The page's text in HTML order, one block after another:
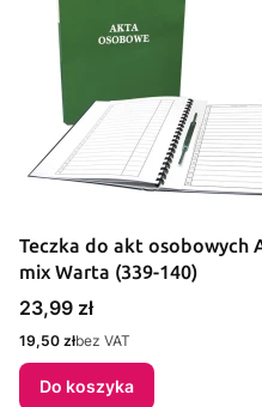
Teczka do akt osobowych
mix Warta (339-140)
Cena
23,99 zł
Cena
19,50 złbez VAT
Do koszyka